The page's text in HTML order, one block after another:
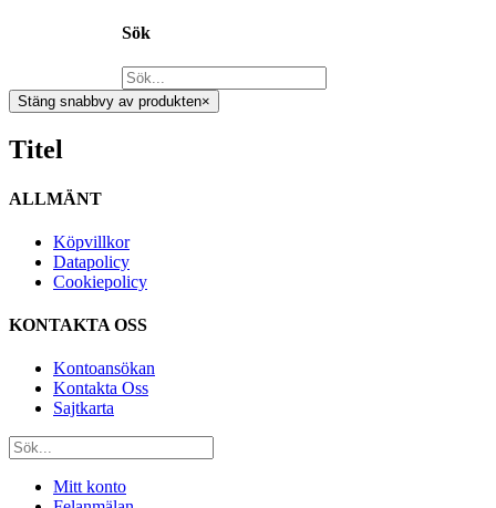
Sök
Stäng snabbvy av produkten×
Titel
ALLMÄNT
Köpvillkor
Datapolicy
Cookiepolicy
KONTAKTA OSS
Kontoansökan
Kontakta Oss
Sajtkarta
Mitt konto